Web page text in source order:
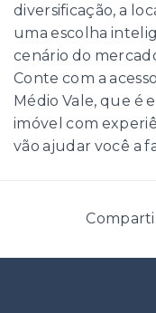
diversificação, a
uma escolha
cenário do
Conte com a
Médio Vale, que é
imóvel com
vão ajudar você a